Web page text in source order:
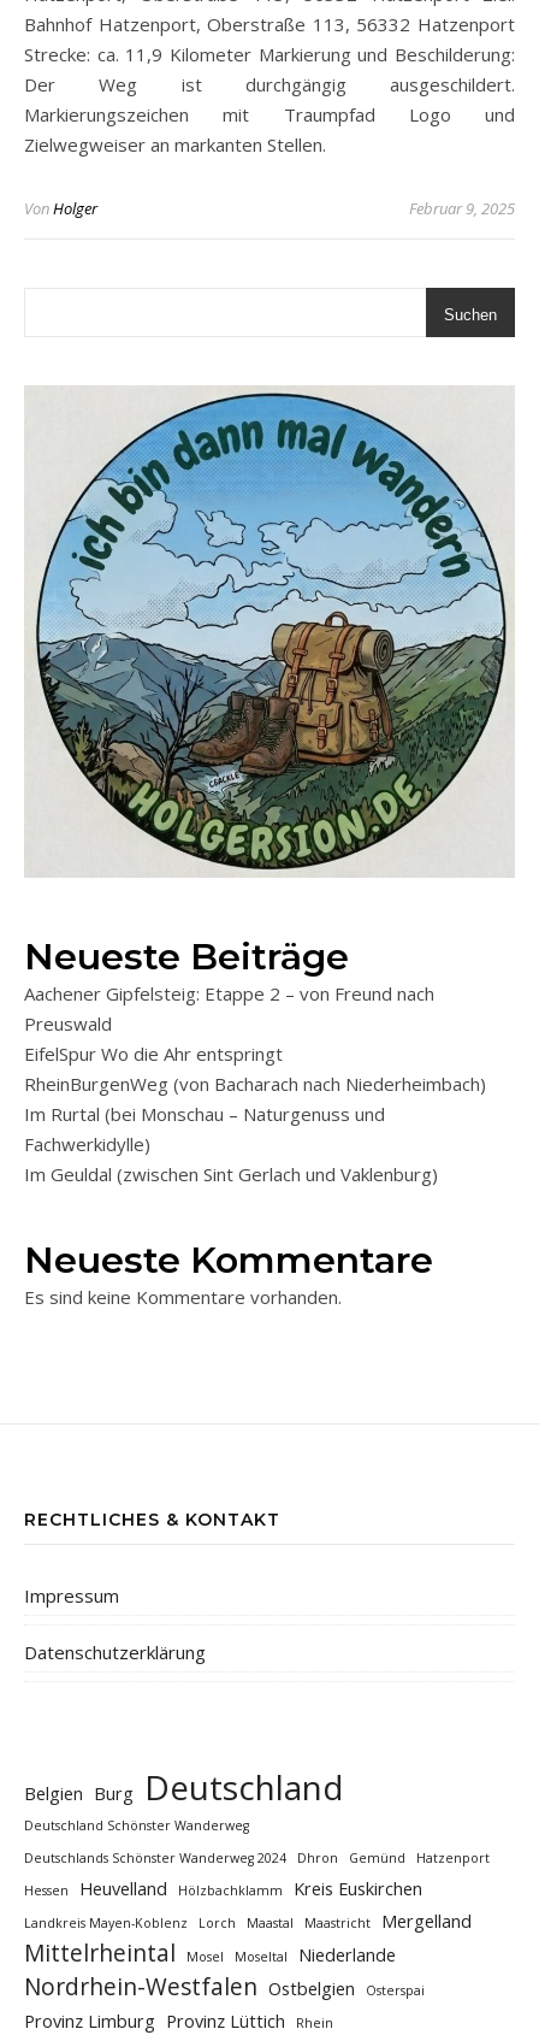
Bahnhof Hatzenport, Oberstraße 113, 56332 Hatzenport
Strecke: ca. 11,9 Kilometer Markierung und Beschilderung:
Der Weg ist durchgängig ausgeschildert.
Markierungszeichen mit Traumpfad Logo und
Zielwegweiser an markanten Stellen.
VonHolger Februar 9, 2025
Suchen
Neueste Beiträge
Aachener Gipfelsteig: Etappe 2 – von Freund nach
Preuswald
EifelSpur Wo die Ahr entspringt
RheinBurgenWeg (von Bacharach nach Niederheimbach)
Im Rurtal (bei Monschau – Naturgenuss und
Fachwerkidylle)
Im Geuldal (zwischen Sint Gerlach und Vaklenburg)
Neueste Kommentare
Es sind keine Kommentare vorhanden.
RECHTLICHES & KONTAKT
Impressum
Datenschutzerklärung
Belgien Burg Deutschland
Deutschland Schönster Wanderweg
Deutschlands Schönster Wanderweg 2024
Dhron Gemünd
Hatzenport
Hessen
Heuvelland Hölzbachklamm Kreis Euskirchen
Landkreis Mayen-Koblenz Lorch Maastal Maastricht Mergelland
Mittelrheintal Mosel Moseltal Niederlande
Nordrhein-Westfalen Ostbelgien Osterspai
Provinz Limburg Provinz Lüttich Rhein